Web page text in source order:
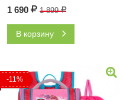
1 690 Р 1 899Р
В корзину
-11%